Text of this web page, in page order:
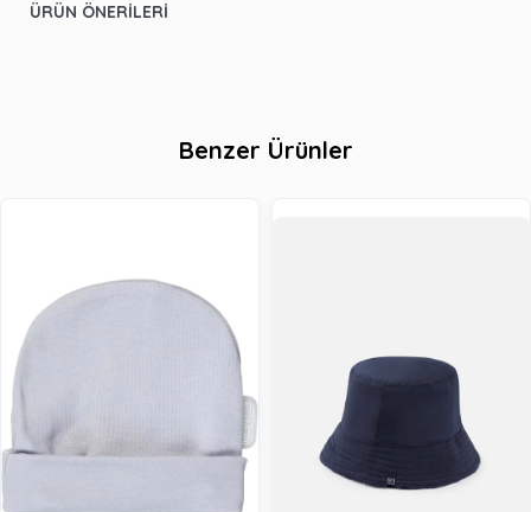
ÜRÜN ÖNERILERI
Benzer Ürünler